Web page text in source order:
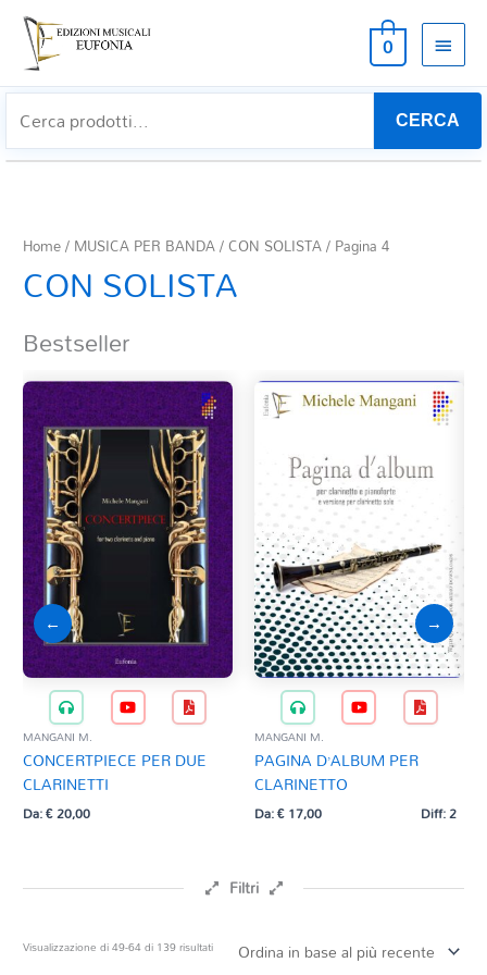
0
CERCA
Home/ MUSICA PER BANDA/CON SOLISTA/ Pagina 4
CON SOLISTA
Bestseller
←
MANGANI M.
CONCERTPIECE PER DUE
CLARINETTI
Da:€20,00
MANGANI M.
PAGINA D’ALBUM PER
CLARINETTO
Da:€17,00 Diff: 2
→
Filtri
Visualizzazione di 49-64 di 139 risultatiOrdina
in